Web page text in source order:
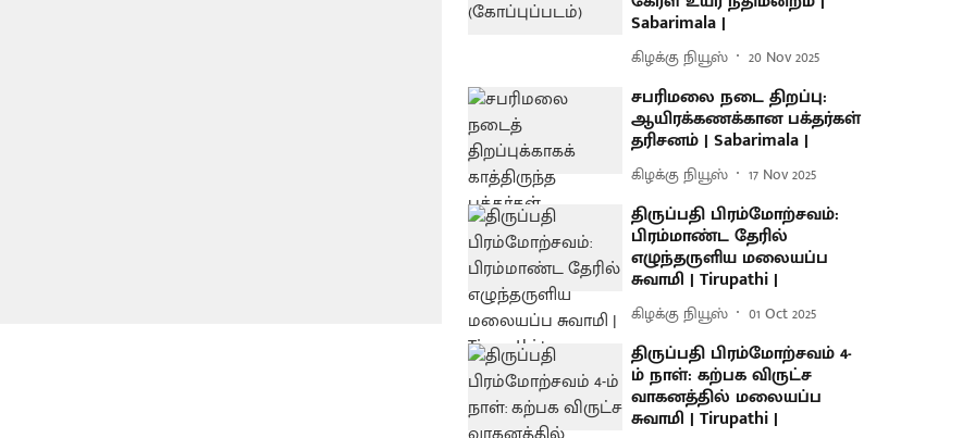
Sabarimala |
கிழக்கு நியூஸ் 20 Nov 2025
சபரிமலை நடை திறப்பு:
ஆயிரக்கணக்கான பக்தர்கள்
தரிசனம் | Sabarimala |
கிழக்கு நியூஸ் 17 Nov 2025
திருப்பதி பிரம்மோற்சவம்:
பிரம்மாண்ட தேரில்
எழுந்தருளிய மலையப்ப
சுவாமி | Tirupathi |
கிழக்கு நியூஸ் 01 Oct 2025
திருப்பதி பிரம்மோற்சவம் 4-
ம் நாள்: கற்பக விருட்ச
வாகனத்தில் மலையப்ப
சுவாமி | Tirupathi |